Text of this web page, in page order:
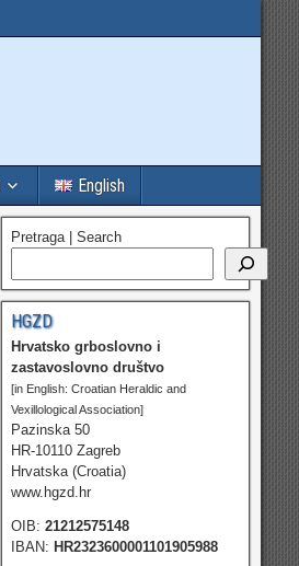
English
Pretraga | Search
HGZD
Hrvatsko grboslovno i
zastavoslovno društvo
[in English: Croatian Heraldic and
Vexillological Association]
Pazinska 50
HR-10110 Zagreb
Hrvatska (Croatia)
www.hgzd.hr
OIB: 21212575148
IBAN: HR2323600001101905988